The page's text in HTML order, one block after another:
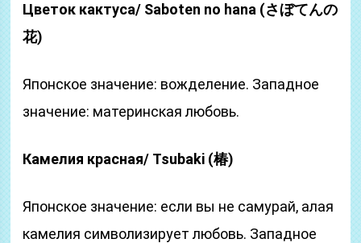
Цветок кактуса/ Saboten no hana (さぼてんの
花)
Японское значение: вожделение. Западное
значение: материнская любовь.
Камелия красная/ Tsubaki (椿)
Японское значение: если вы не самурай, алая
камелия символизирует любовь. Западное